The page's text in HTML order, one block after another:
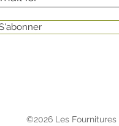
©2026 Les Fournitures